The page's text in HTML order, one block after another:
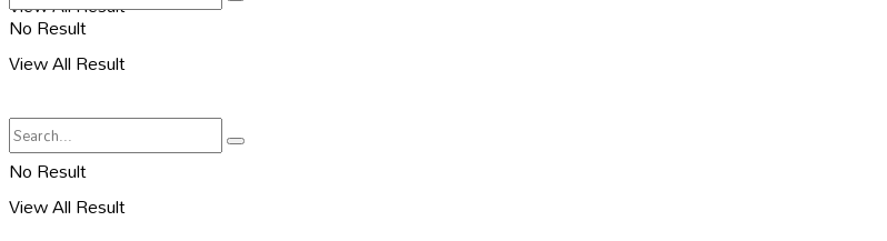
No Result
View All Result
No Result
View All Result